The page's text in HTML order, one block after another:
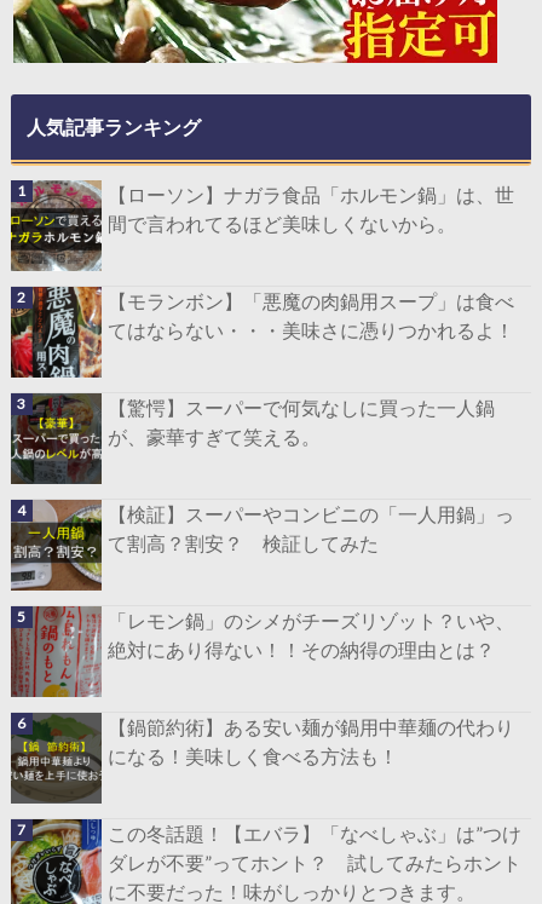
人気記事ランキング
【ローソン】ナガラ食品「ホルモン鍋」は、世
間で言われてるほど美味しくないから。
【モランボン】「悪魔の肉鍋用スープ」は食べ
てはならない・・・美味さに憑りつかれるよ！
【驚愕】スーパーで何気なしに買った一人鍋
が、豪華すぎて笑える。
【検証】スーパーやコンビニの「一人用鍋」っ
て割高？割安？ 検証してみた
「レモン鍋」のシメがチーズリゾット？いや、
絶対にあり得ない！！その納得の理由とは？
【鍋節約術】ある安い麺が鍋用中華麺の代わり
になる！美味しく食べる方法も！
この冬話題！【エバラ】「なべしゃぶ」は”つけ
ダレが不要”ってホント？ 試してみたらホント
に不要だった！味がしっかりとつきます。